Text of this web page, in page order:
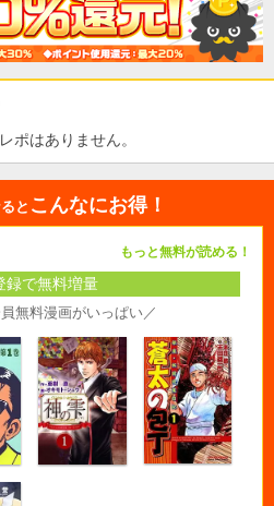
ポはありません。
と こんなにお得！
もっと無料が読める！
録で無料増量
無料漫画がいっぱい／